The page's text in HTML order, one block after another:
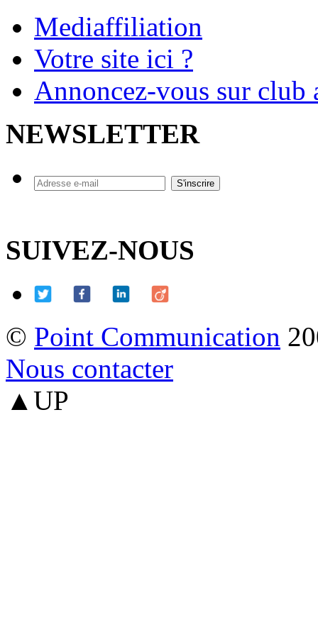
Mediaffiliation
Votre site ici ?
Annoncez-vous sur
NEWSLETTER
SUIVEZ-NOUS
© Point Communication
Nous contacter
▲UP